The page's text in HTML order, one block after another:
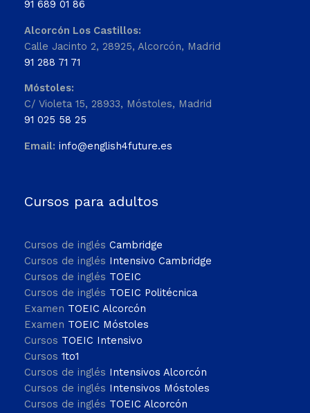
91 689 01 86
Alcorcón Los Castillos:
Calle Jacinto 2, 28925, Alcorcón, Madrid
91 288 71 71
Móstoles:
C/ Violeta 15, 28933, Móstoles, Madrid
91 025 58 25
Email: info@english4future.es
Cursos para adultos
Cursos de inglés Cambridge
Cursos de inglés Intensivo Cambridge
Cursos de inglés TOEIC
Cursos de inglés TOEIC Politécnica
Examen TOEIC Alcorcón
Examen TOEIC Móstoles
Cursos TOEIC Intensivo
Cursos 1to1
Cursos de inglés Intensivos Alcorcón
Cursos de inglés Intensivos Móstoles
Cursos de inglés TOEIC Alcorcón